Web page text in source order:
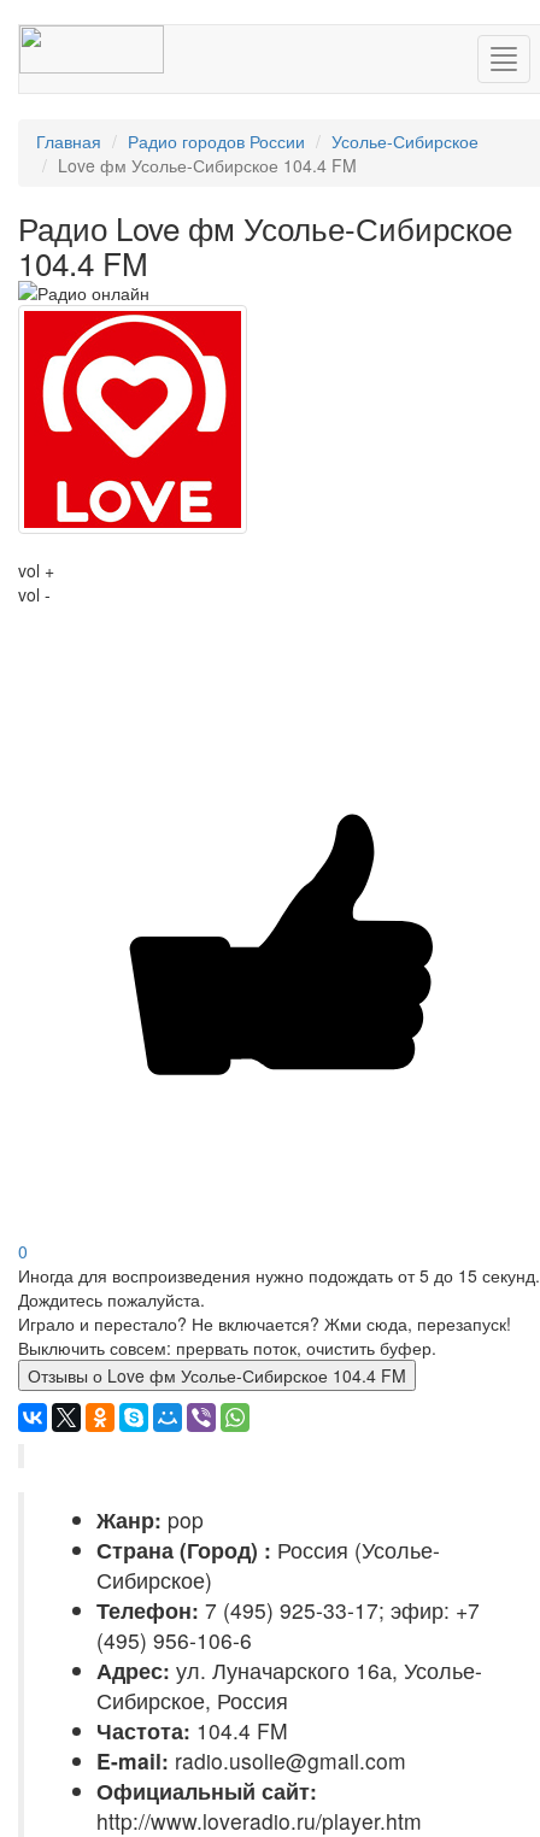
Главная Радио городов России
Усолье-Сибирское
Love фм Усолье-Сибирское 104.4 FM
Радио Love фм Усолье-Сибирское
104.4 FM
vol +
vol -
0
Иногда для воспроизведения нужно подождать от 5 до 15 секунд.
Дождитесь пожалуйста.
Играло и перестало? Не включается? Жми сюда, перезапуск!
Выключить совсем: прервать поток, очистить буфер.
Отзывы о Love фм Усолье-Сибирское 104.4 FM
Жанр: pop
Страна (Город) : Россия (Усолье-
Сибирское)
Телефон: 7 (495) 925-33-17; эфир: +7
(495) 956-106-6
Адрес: ул. Луначарского 16а, Усолье-
Сибирское, Россия
Частота: 104.4 FM
E-mail: radio.usolie@gmail.com
Официальный сайт:
http://www.loveradio.ru/player.htm